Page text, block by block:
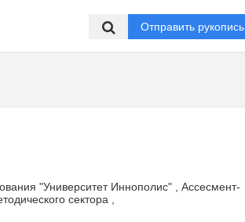
Отправить рукопись
"Университет Иннополис" , Ассесмент-
сектора ,